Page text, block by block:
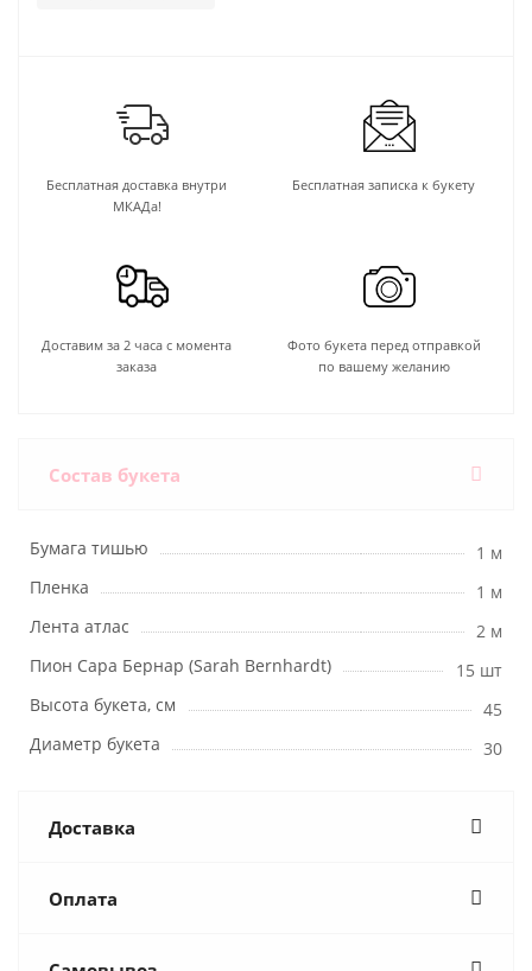
Бесплатная доставка внутри
МКАДа!
Бесплатная записка к букету
Доставим за 2 часа с момента
заказа
Фото букета перед отправкой
по вашему желанию
Состав букета
Бумага тишью
1 м
Пленка
1 м
Лента атлас
2 м
Пион Сара Бернар (Sarah Bernhardt)
15 шт
Высота букета, см
45
Диаметр букета
30
Доставка
Оплата